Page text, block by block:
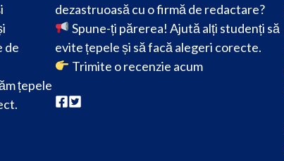
de
țepele
dezastruoasă cu o firmă de redactare?
Spune-ți părerea! Ajută alți studenți să
evite țepele și să facă alegeri corecte.
Trimite o recenzie acum